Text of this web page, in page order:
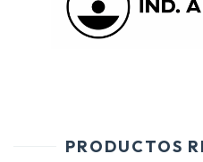
PRODUCTOS